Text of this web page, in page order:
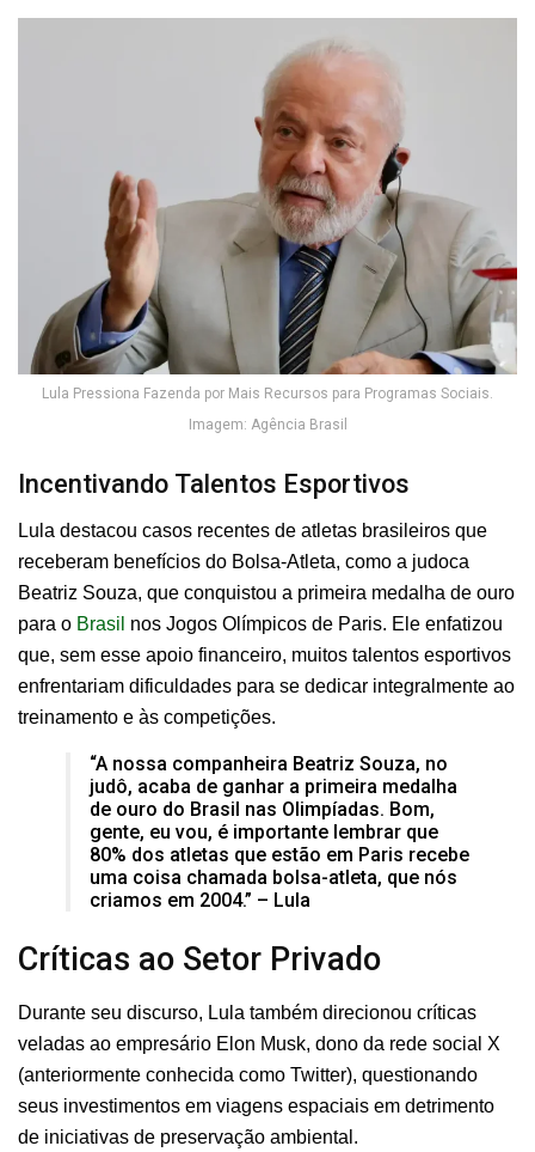
Lula Pressiona Fazenda por Mais Recursos para Programas Sociais.
Imagem: Agência Brasil
Incentivando Talentos Esportivos
Lula destacou casos recentes de atletas brasileiros que
receberam benefícios do Bolsa-Atleta, como a judoca
Beatriz Souza, que conquistou a primeira medalha de ouro
para o Brasil nos Jogos Olímpicos de Paris. Ele enfatizou
que, sem esse apoio financeiro, muitos talentos esportivos
enfrentariam dificuldades para se dedicar integralmente ao
treinamento e às competições.
“A nossa companheira Beatriz Souza, no
judô, acaba de ganhar a primeira medalha
de ouro do Brasil nas Olimpíadas. Bom,
gente, eu vou, é importante lembrar que
80% dos atletas que estão em Paris recebe
uma coisa chamada bolsa-atleta, que nós
criamos em 2004.” – Lula
Críticas ao Setor Privado
Durante seu discurso, Lula também direcionou críticas
veladas ao empresário Elon Musk, dono da rede social X
(anteriormente conhecida como Twitter), questionando
seus investimentos em viagens espaciais em detrimento
de iniciativas de preservação ambiental.